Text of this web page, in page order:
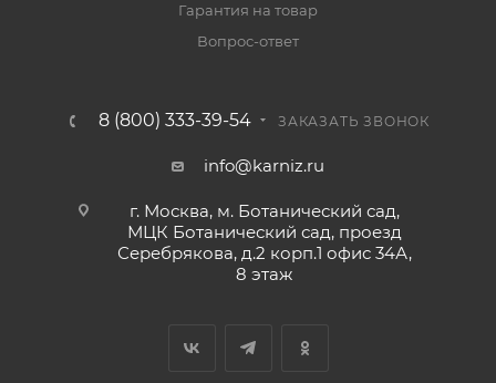
Гарантия на товар
Вопрос-ответ
8 (800) 333-39-54 ЗАКАЗАТЬ ЗВОНОК
info@karniz.ru
г. Москва, м. Ботанический сад,
МЦК Ботанический сад, проезд
Серебрякова, д.2 корп.1 офис 34А,
8 этаж